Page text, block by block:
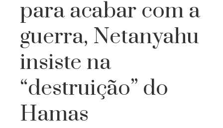
para acabar com a
guerra, Netanyahu
insiste na
“destruição” do
Hamas